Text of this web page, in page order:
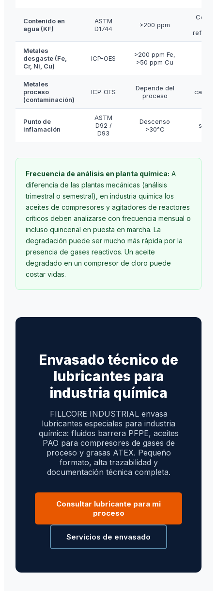
Contenido en
agua (KF)
ASTM
D1744
>200 ppm
Metales
desgaste (Fe,
Cr, Ni, Cu)
ICP-OES
>200 ppm Fe,
>50 ppm Cu
Metales
proceso
(contaminación)
ICP-OES
Depende del
proceso
Punto de
inflamación
ASTM
D92 /
D93
Descenso
>30°C
Frecuencia de análisis en planta química: A
diferencia de las plantas mecánicas (análisis
trimestral o semestral), en industria química los
aceites de compresores y agitadores de reactores
críticos deben analizarse con frecuencia mensual o
incluso quincenal en puesta en marcha. La
degradación puede ser mucho más rápida por la
presencia de gases reactivos. Un aceite
degradado en un compresor de cloro puede
costar vidas.
Envasado técnico de
lubricantes para
industria química
FILLCORE INDUSTRIAL envasa
lubricantes especiales para industria
química: fluidos barrera PFPE, aceites
PAO para compresores de gases de
proceso y grasas ATEX. Pequeño
formato, alta trazabilidad y
documentación técnica completa.
Consultar lubricante para mi
proceso
Servicios de envasado